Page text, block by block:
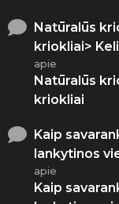
Natūralūs
kriokliai>
apie
Natūralūs
kriokliai
Kaip
lankytinos
apie
Kaip